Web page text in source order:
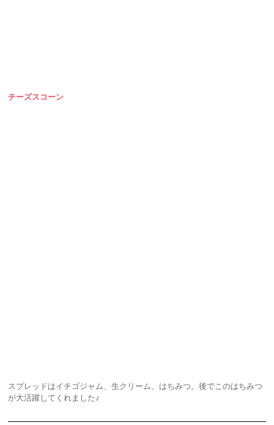
チーズスコーン
スプレッドはイチゴジャム、生クリーム、はちみつ。後でこのはちみつ
が大活躍してくれました♪